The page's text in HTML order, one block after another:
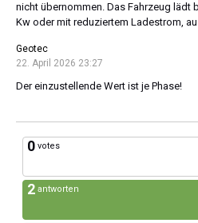
nicht übernommen. Das Fahrzeug lädt
Kw oder mit reduziertem Ladestrom,
Geotec
22. April 2026 23:27
Der einzustellende Wert ist je Phase!
0 votes
2 antworten